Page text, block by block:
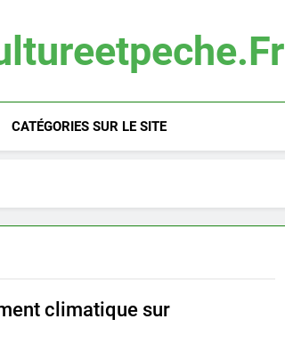
CATÉGORIES SUR LE SITE
climatique sur